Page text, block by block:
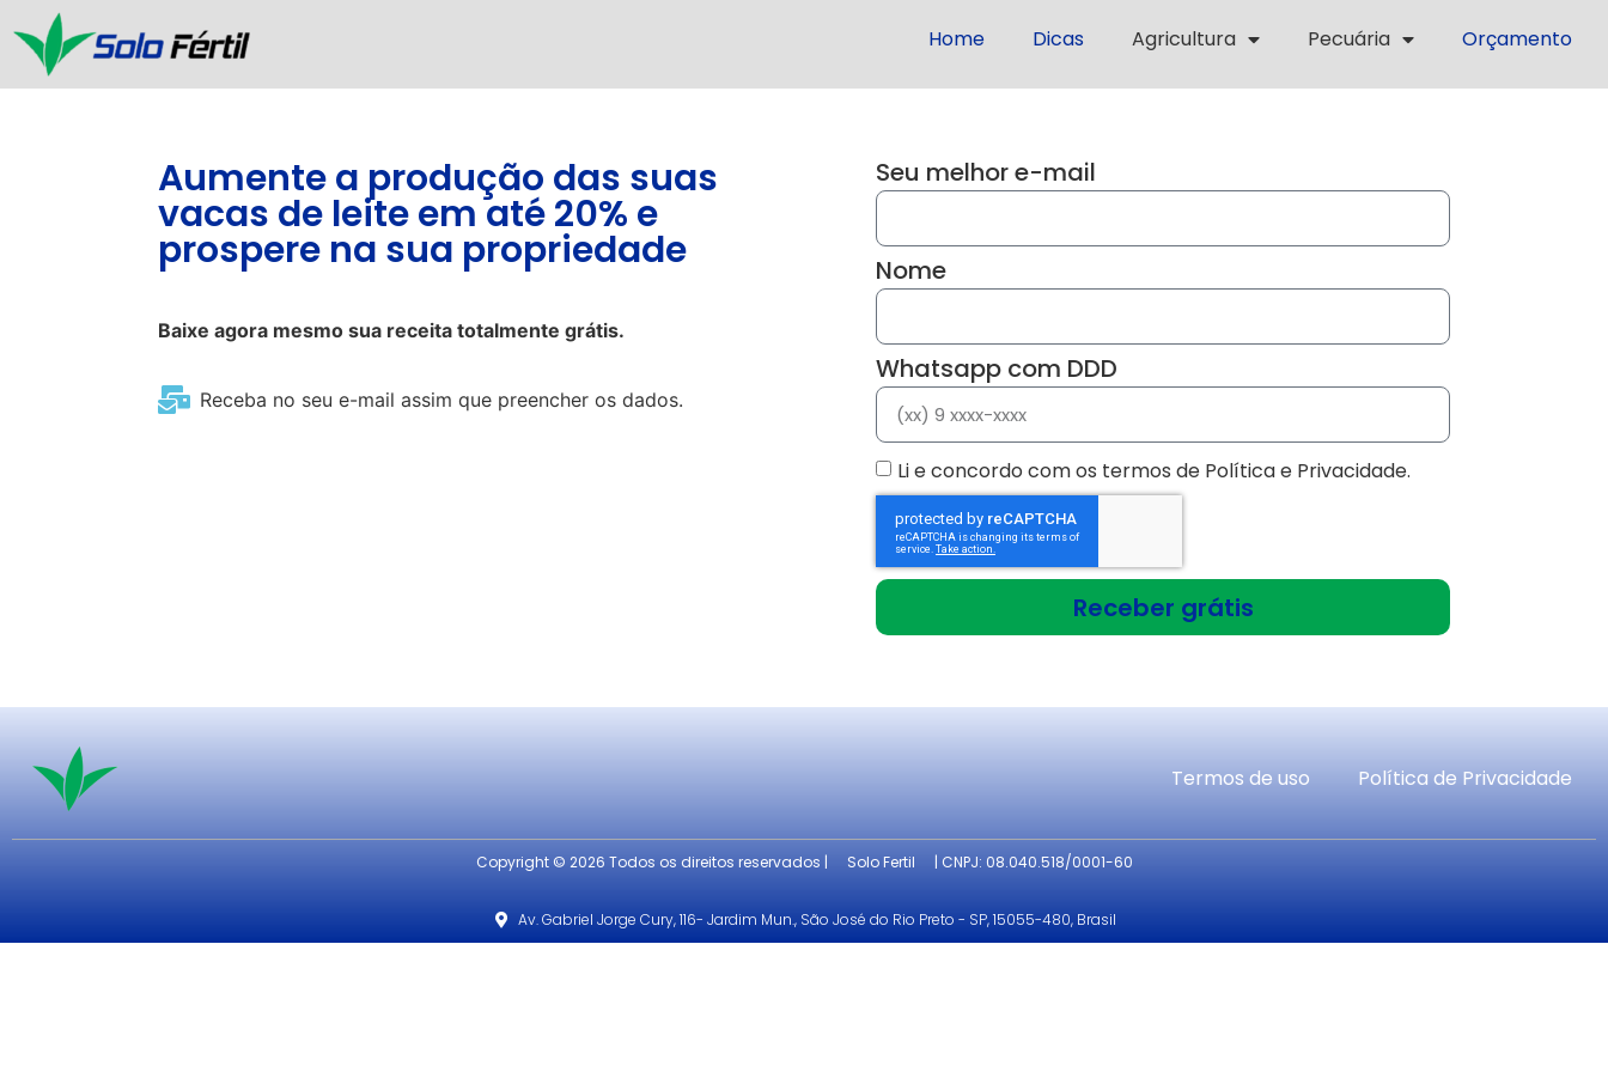
Home Dicas Agricultura Pecuária Orçamento
Aumente a produção das suas
vacas de leite em até 20% e
prospere na sua propriedade
Baixe agora mesmo sua receita totalmente grátis.
Receba no seu e-mail assim que preencher os dados.
Seu melhor e-mail
Nome
Whatsapp com DDD
Li e concordo com os termos de Política e Privacidade.
Receber grátis
Termos de uso Política de Privacidade
Copyright © 2026 Todos os direitos reservados | Solo Fertil | CNPJ: 08.040.518/0001-60
Av. Gabriel Jorge Cury, 116- Jardim Mun., São José do Rio Preto - SP, 15055-480, Brasil